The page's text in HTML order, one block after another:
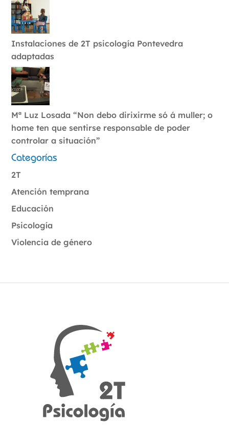
Instalaciones de 2T psicología Pontevedra
adaptadas
Mª Luz Losada “Non debo dirixirme só á muller; o
home ten que sentirse responsable de poder
controlar a situación”
Categorías
2T
Atención temprana
Educación
Psicología
Violencia de género